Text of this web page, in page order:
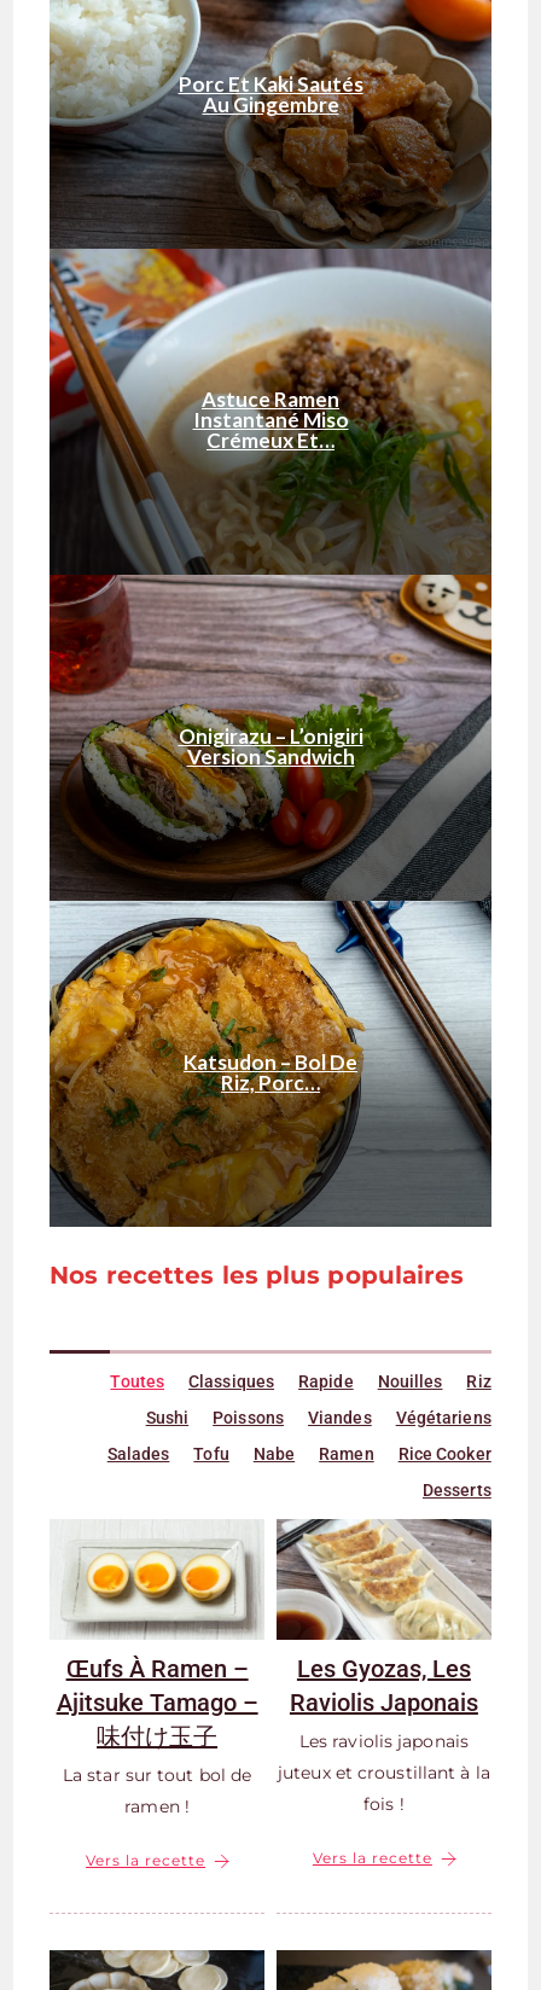
Porc Et Kaki Sautés
Au Gingembre
Astuce Ramen
Instantané Miso
Crémeux Et…
Onigirazu – L’onigiri
Version Sandwich
Katsudon – Bol De
Riz, Porc…
Nos recettes les plus populaires
Toutes Classiques Rapide Nouilles
Riz
Sushi
Poissons Viandes
Végétariens
Salades
Tofu Nabe Ramen
Rice Cooker
Desserts
Œufs À Ramen –
Ajitsuke Tamago –
味付け玉子
La star sur tout bol de
ramen !
Vers la recette
Les Gyozas, Les
Raviolis Japonais
Les raviolis japonais
juteux et croustillant à la
fois !
Vers la recette